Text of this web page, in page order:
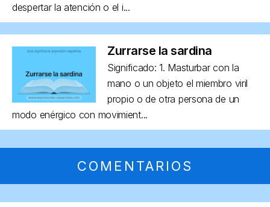
despertar la atención o el i...
Zurrarse la sardina
Significado: 1. Masturbar con la
mano o un objeto el miembro viril
propio o de otra persona de un
modo enérgico con movimient...
COMENTARIOS